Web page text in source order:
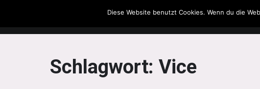
The Howling Men
Schlagwort: Vice
Diese Website benutzt Cookies. Wenn du die